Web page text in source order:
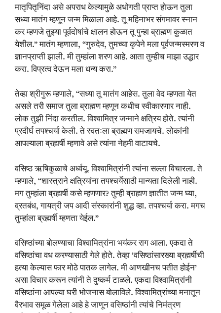
मातृपितृनिंदा असे अपराध केल्यामुळे अधोगती प्राप्त होऊन तुला
सध्या मातंग म्हणून जन्म मिळाला आहे. तू महिनाभर संगमावर स्नान
कर म्हणजे तुझ्या पूर्वदोषांचे क्षालन होऊन तू पुन्हा ब्राह्मण कुळात
येशील.” मातंग म्हणाला, “गुरुदेव, तुमच्या कृपेने मला पूर्वजन्मस्मरण व
ज्ञानप्राप्ती झाली. मी तुम्हांला शरण आहे. आता तुम्हीच माझा उद्धार
करा. विप्रत्व देऊन मला धन्य करा.”
तेव्हा श्रीगुरू म्हणाले, “सध्या तू मातंग आहेस. तुला वेद म्हणता येत
असले तरी समाज तुला ब्राह्मण म्हणून कधीच स्वीकारणार नाही.
लोक तुझी निंदा करतील. विश्वामित्र जन्माने क्षत्रिय होते. त्यांनी
प्रदीर्घ तपश्चर्या केली. ते स्वतःला ब्राह्मण समजायचे. लोकांनी
आपल्याला ब्रह्मर्षी म्हणावे असे त्यांना नेहमी वाटायचे.
वसिष्ठ ऋषिकुळाचे अर्ध्वयू. विश्वामित्रांनी त्यांना सल्ला विचारला. ते
म्हणाले, “शास्त्राने क्षत्रियांना तपश्चर्येसाठी मान्यता दिलेली नाही.
मग तुम्हांला ब्रह्मर्षी कसे म्हणणार? तुम्ही ब्राह्मण ज्ञातीत जन्म घ्या,
व्रतबंध, गायत्री जप आदी संस्कारांनी शुद्ध व्हा. तपश्चर्या करा. मगच
तुम्हांला ब्रह्मर्षी म्हणता येईल.”
वसिष्ठांच्या बोलण्याचा विश्वामित्रांना भयंकर राग आला. एकदा ते
वसिष्ठांचा वध करण्यासाठी गेले होते. तेव्हा ‘वसिष्ठांसारख्या ब्रह्मर्षीची
हत्या केल्यास फार मोठे पातक लागेल. मी आणखीनच पतीत होईन’
असा विचार करून त्यांनी ते दुष्कर्म टाळले. एकदा विश्वामित्रांनी
वसिष्ठांना आपल्या घरी भोजनास बोलाविले. विश्वामित्रांच्या मनातून
वैरभाव समूळ गेलेला आहे हे जाणून वसिष्ठांनी त्यांचे निमंत्रण